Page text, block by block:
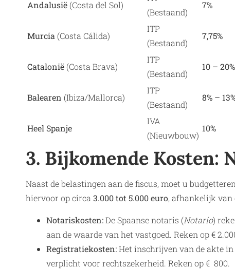
Andalusië (Costa del Sol)
(Bestaand)
7%
Murcia (Costa Cálida)
ITP
(Bestaand)
7,75%
Catalonië (Costa Brava)
ITP
(Bestaand)
10 – 20%
Balearen (Ibiza/Mallorca)
ITP
(Bestaand)
8% –
Heel Spanje
IVA
(Nieuwbouw)
10%
3. Bijkomende Kosten:
Naast de belastingen aan de fiscus, moet u
hiervoor op circa3.000 tot 5.000 euro, afhankelijk van
Notariskosten:De Spaanse notaris (Notario)
aan de waarde van het vastgoed. Reken op €
Registratiekosten:Het inschrijven van de akte
verplicht voor rechtszekerheid. Reken op € 800.